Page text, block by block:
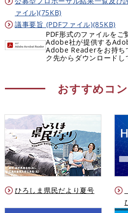
ァイル)(75KB)
議事要旨 (PDFファイル)(85KB)
PDF形式のファイルをご
Adobe社が提供する
Adobe Readerをお持ち
ク先からダウンロードし
おすすめコ
ひろしま県民だより夏号